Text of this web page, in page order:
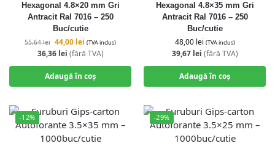
Hexagonal 4.8×20 mm Gri
Antracit Ral 7016 – 250
Buc/cutie
55,64lei 44,00 lei (TVA inclus)
36,36 lei (fără TVA)
Adaugă în coș
Hexagonal 4.8×35 mm Gri
Antracit Ral 7016 – 250
Buc/cutie
48,00 lei (TVA inclus)
39,67 lei (fără TVA)
Adaugă în coș
-12% -29%